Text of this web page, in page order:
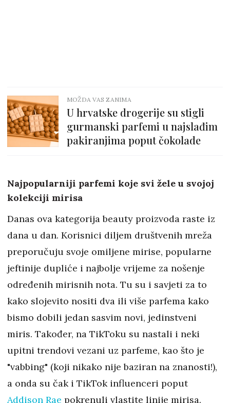
MOŽDA VAS ZANIMA
U hrvatske drogerije su stigli
gurmanski parfemi u najslađim
pakiranjima poput čokolade
Najpopularniji parfemi koje svi žele u svojoj
kolekciji mirisa
Danas ova kategorija beauty proizvoda raste iz
dana u dan. Korisnici diljem društvenih mreža
preporučuju svoje omiljene mirise, popularne
jeftinije dupliće i najbolje vrijeme za nošenje
određenih mirisnih nota. Tu su i savjeti za to
kako slojevito nositi dva ili više parfema kako
bismo dobili jedan sasvim novi, jedinstveni
miris. Također, na TikToku su nastali i neki
upitni trendovi vezani uz parfeme, kao što je
"vabbing" (koji nikako nije baziran na znanosti!),
a onda su čak i TikTok influenceri poput
Addison Rae pokrenuli vlastite linije mirisa.